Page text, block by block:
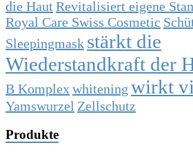
die HautRevitalisiert eigene
Royal Care Swiss Cosmetic
Sleepingmask stärkt die
Wiederstandkraft der
B Komplexwhitening wirkt
Yamswurzel Zellschutz
Produkte